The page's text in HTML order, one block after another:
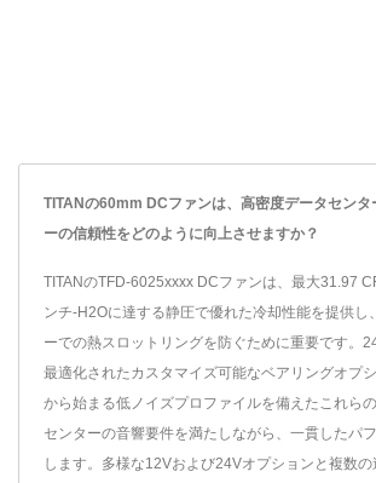
TITANの60mm DCファンは、高密度データセンタ
ーの信頼性をどのように向上させますか？
TITANのTFD-6025xxxx DCファンは、最大31.97
ンチ-H2Oに達する静圧で優れた冷却性能を提供し
ーでの熱スロットリングを防ぐために重要です。
最適化されたカスタマイズ可能なベアリングオプ
から始まる低ノイズプロファイルを備えたこれら
センターの音響要件を満たしながら、一貫したパ
します。多様な12Vおよび24Vオプションと複数の